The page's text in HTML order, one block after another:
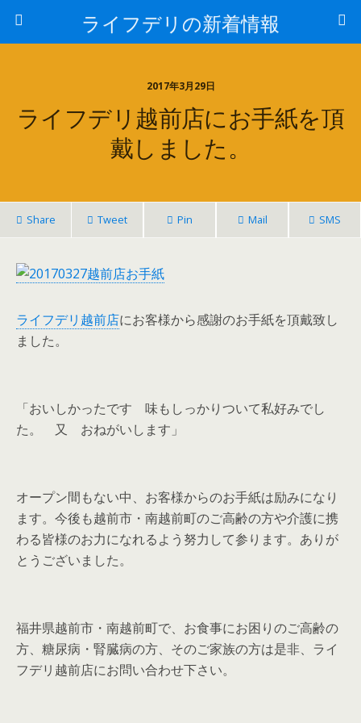
ライフデリの新着情報
2017年3月29日
ライフデリ越前店にお手紙を頂
戴しました。
Share Tweet Pin Mail SMS
ライフデリ越前店にお客様から感謝のお手紙を頂戴致し
ました。
「おいしかったです 味もしっかりついて私好みでし
た。 又 おねがいします」
オープン間もない中、お客様からのお手紙は励みになり
ます。今後も越前市・南越前町のご高齢の方や介護に携
わる皆様のお力になれるよう努力して参ります。ありが
とうございました。
福井県越前市・南越前町で、お食事にお困りのご高齢の
方、糖尿病・腎臓病の方、そのご家族の方は是非、ライ
フデリ越前店にお問い合わせ下さい。